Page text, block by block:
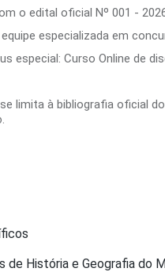
o edital oficial Nº 001 -
especializada em
especial: Curso Online de
limita à bibliografia oficial
de História e Geografia do